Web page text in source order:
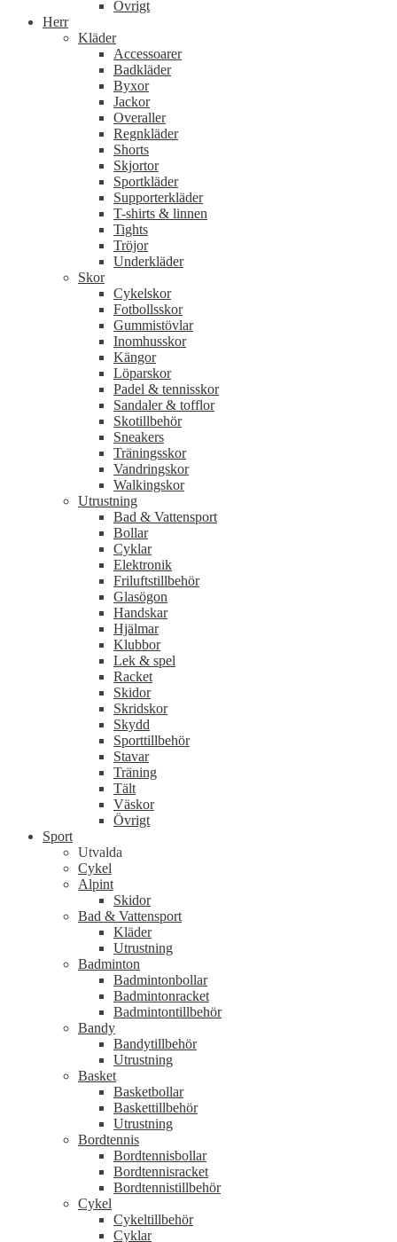
Övrigt
Herr
Kläder
Accessoarer
Badkläder
Byxor
Jackor
Overaller
Regnkläder
Shorts
Skjortor
Sportkläder
Supporterkläder
T-shirts & linnen
Tights
Tröjor
Underkläder
Skor
Cykelskor
Fotbollsskor
Gummistövlar
Inomhusskor
Kängor
Löparskor
Padel & tennisskor
Sandaler & tofflor
Skotillbehör
Sneakers
Träningsskor
Vandringskor
Walkingskor
Utrustning
Bad & Vattensport
Bollar
Cyklar
Elektronik
Friluftstillbehör
Glasögon
Handskar
Hjälmar
Klubbor
Lek & spel
Racket
Skidor
Skridskor
Skydd
Sporttillbehör
Stavar
Träning
Tält
Väskor
Övrigt
Sport
Utvalda
Cykel
Alpint
Skidor
Bad & Vattensport
Kläder
Utrustning
Badminton
Badmintonbollar
Badmintonracket
Badmintontillbehör
Bandy
Bandytillbehör
Utrustning
Basket
Basketbollar
Baskettillbehör
Utrustning
Bordtennis
Bordtennisbollar
Bordtennisracket
Bordtennistillbehör
Cykel
Cykeltillbehör
Cyklar